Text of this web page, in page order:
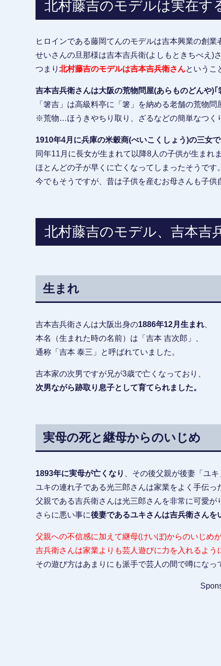
北村藤吉のモデルは実在す
ヒロインである藤岡てんのモデルは吉本興業の創業
せいさんの旦那様は吉本吉兵衛(よしもときちべえ)さ
つまり 北村藤吉のモデルは吉本吉兵衛さんというこ
吉本吉兵衛さんは大阪の荒物問屋(あらものどんや)｢
「箸吉」は高級料亭に「箸」を納める老舗の荒物問
※荒物…ほうきやちり取り、ざるなどの簡単なつく
1910年4月に兵庫の米穀商(べいこくしょう)の三女
同年11月に長女が生まれて以降8人の子供が生まれ
ほとんどの子が早くに亡くなってしまったそうです。
今でもそうですが、昔は子供を産むお母さんも子供
北村藤吉のモデル、吉本吉
生まれ
吉本吉兵衛さんは大阪出身の1886年12月生まれ
本名（生まれた時の名前）は「吉本 吉次郎」、
通称「吉本 泰三」と呼ばれていました。
吉本家の次男ですが兄が3歳で亡くなっており、
次男ながら跡取り息子として育てられました。
実母の死と継母からのいじめ
1893年に実母が亡くなり
、その後父親が後妻「ユ
ユキの連れ子である光三郎さんは家業をよく手伝っ
父親である吉兵衛さんは光三郎さんを非常に可愛が
さらに悪い事に後妻であるユキさんは吉兵衛さんを
父親への不信感に加えて継母(けいぼ)からのいじめが
吉兵衛さんは家業よりも芸人遊びに力を入れるよう
その遊び方はあまりにも派手で芸人の間で噂になっ